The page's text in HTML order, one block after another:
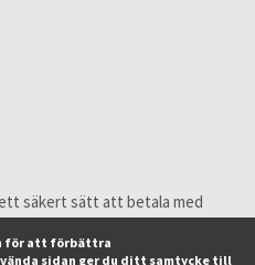
säkert sätt att betala med
för att förbättra
sidan ger du ditt samtycke till